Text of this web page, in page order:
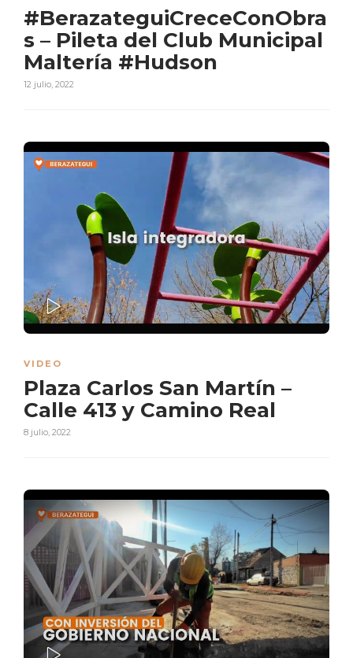
#BerazateguiCreceConObra
s – Pileta del Club Municipal
Maltería #Hudson
12 julio, 2022
VIDEO
Plaza Carlos San Martín –
Calle 413 y Camino Real
8 julio, 2022